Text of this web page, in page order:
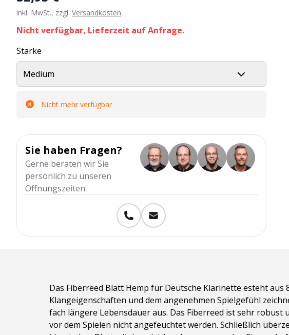
inkl. MwSt., zzgl. Versandkosten
Nicht verfügbar, Lieferzeit auf Anfrage.
Stärke
Medium
Nicht mehr verfügbar
Sie haben Fragen?
Gerne beraten wir Sie
persönlich zu unseren
Öffnungszeiten.
Das Fiberreed Blatt Hemp für Deutsche Klarinette esteht aus
Klangeigenschaften und dem angenehmen Spielgefühl
fach längere Lebensdauer aus. Das Fiberreed ist sehr
vor dem Spielen nicht angefeuchtet werden. Schließlich